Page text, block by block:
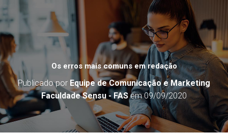
Os erros mais comuns em redação
Publicado por Equipe de Comunicação e Marketing
Faculdade Sensu - FASem09/09/2020